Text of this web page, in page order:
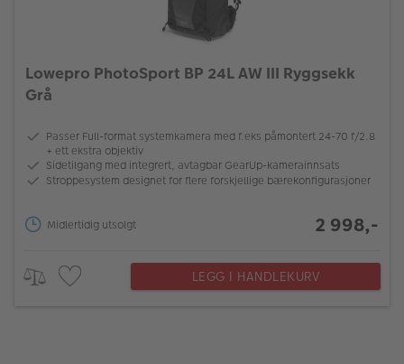
Lowepro PhotoSport BP 24L AW III Ryggsekk
Grå
Passer Full-format systemkamera med f.eks påmontert 24-70 f/2.8
+ ett ekstra objektiv
Sidetilgang med integrert, avtagbar GearUp-kamerainnsats
Stroppesystem designet for flere forskjellige bærekonfigurasjoner
Midlertidig utsolgt 2 998,-
LEGG I HANDLEKURV